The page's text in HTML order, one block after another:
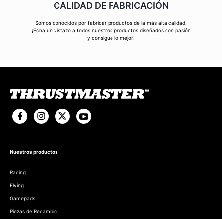
CALIDAD DE FABRICACIÓN
Somos conocidos por fabricar productos de la más alta calidad.
¡Echa un vistazo a todos nuestros productos diseñados con pasión
y consigue lo mejor!
Nuestros productos
Racing
Flying
Gamepads
Piezas de Recambio